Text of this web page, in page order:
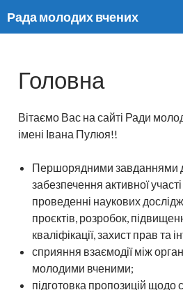
Рада молодих вчених
Головна
Вітаємо Вас на сайті Ради
імені Івана Пулюя!!
Першорядними завданнями
забезпечення активної
проведенні наукових
проєктів, розробок,
кваліфікації, захист прав та
сприяння взаємодії між
молодими вченими;
підготовка пропозицій щодо